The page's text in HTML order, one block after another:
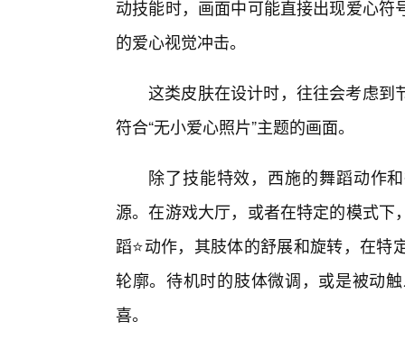
动技能时，画面中可能直接出现爱心
的爱心视觉冲击。
这类皮肤在设计时，往往会考虑到
符合“无小爱心照片”主题的画面。
除了技能特效，西施的舞蹈动作
源。在游戏大厅，或者在特定的模式
蹈⭐动作，其肢体的舒展和旋转，在
轮廓。待机时的肢体微调，或是被动
喜。